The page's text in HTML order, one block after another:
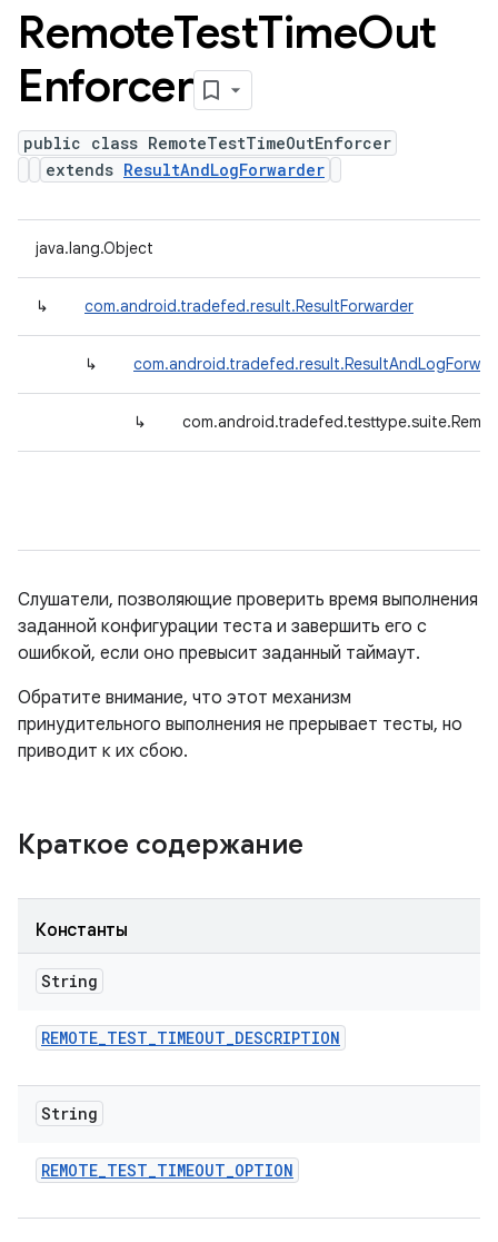
RemoteTestTimeOut
Enforcer
public class RemoteTestTimeOutEnforcer
extends ResultAndLogForwarder
java.lang.Object
↳ com.android.tradefed.result.ResultForwarder
↳
↳
Слушатели, позволяющие проверить время выполнения
заданной конфигурации теста и завершить его с
ошибкой, если оно превысит заданный таймаут.
Обратите внимание, что этот механизм
принудительного выполнения не прерывает тесты, но
приводит к их сбою.
Краткое содержание
Константы
String
REMOTE_TEST_TIMEOUT_DESCRIPTION
String
REMOTE_TEST_TIMEOUT_OPTION